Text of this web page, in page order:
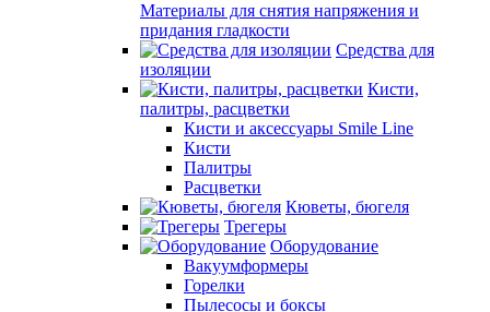
Материалы для снятия напряжения и
придания гладкости
Средства для
изоляции
Кисти,
палитры, расцветки
Кисти и аксессуары Smile Line
Кисти
Палитры
Расцветки
Кюветы, бюгеля
Трегеры
Оборудование
Вакуумформеры
Горелки
Пылесосы и боксы